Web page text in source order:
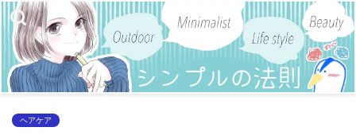
ヘアケア